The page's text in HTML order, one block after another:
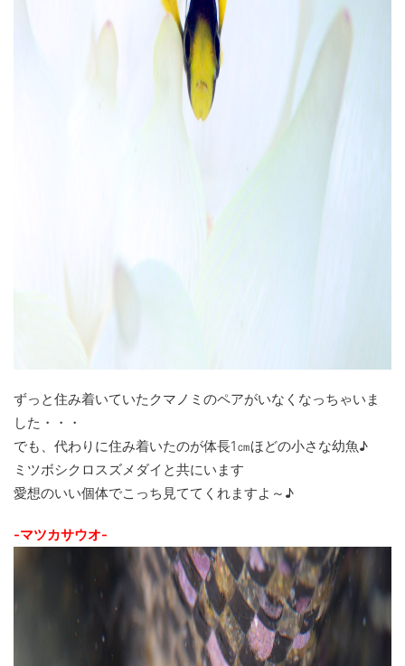
ずっと住み着いていたクマノミのペアがいなくなっちゃいま
した・・・
でも、代わりに住み着いたのが体長1㎝ほどの小さな幼魚♪
ミツボシクロスズメダイと共にいます
愛想のいい個体でこっち見ててくれますよ～♪
-マツカサウオ-